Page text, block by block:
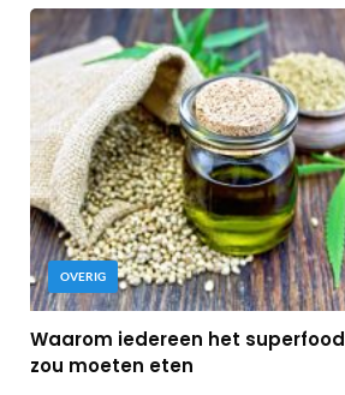
OVERIG
Waarom iedereen het superfood
zou moeten eten